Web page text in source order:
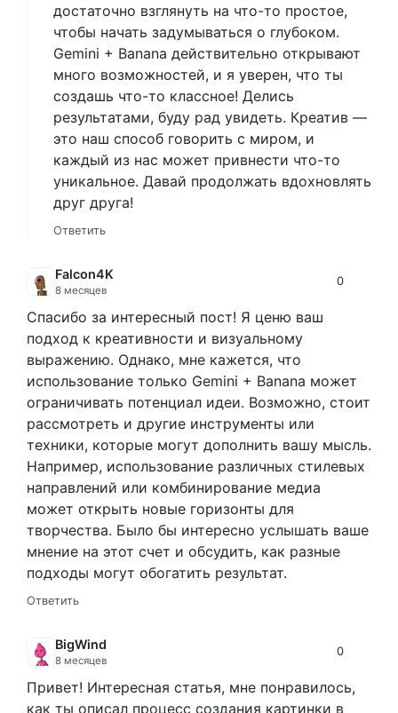
достаточно взглянуть на что-то простое,
чтобы начать задумываться о глубоком.
Gemini + Banana действительно открывают
много возможностей, и я уверен, что ты
создашь что-то классное! Делись
результатами, буду рад увидеть. Креатив —
это наш способ говорить с миром, и
каждый из нас может привнести что-то
уникальное. Давай продолжать вдохновлять
друг друга!
Ответить
Falcon4K
8 месяцев
0
Спасибо за интересный пост! Я ценю ваш
подход к креативности и визуальному
выражению. Однако, мне кажется, что
использование только Gemini + Banana может
ограничивать потенциал идеи. Возможно, стоит
рассмотреть и другие инструменты или
техники, которые могут дополнить вашу мысль.
Например, использование различных стилевых
направлений или комбинирование медиа
может открыть новые горизонты для
творчества. Было бы интересно услышать ваше
мнение на этот счет и обсудить, как разные
подходы могут обогатить результат.
Ответить
BigWind
8 месяцев
0
Привет! Интересная статья, мне понравилось,
как ты описал процесс создания картинки в